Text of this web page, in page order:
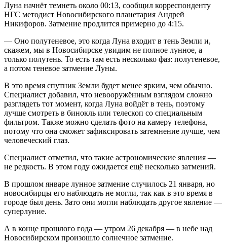
Луна начнёт темнеть около 00:13, сообщил корреспонденту
НГС методист Новосибирского планетария Андрей
Никифоров. Затмение продлится примерно до 4:15.
— Оно полутеневое, это когда Луна входит в тень Земли и,
скажем, мы в Новосибирске увидим не полное лунное, а
только полутень. То есть там есть несколько фаз: полутеневое,
а потом теневое затмение Луны.
В это время спутник Земли будет менее ярким, чем обычно.
Специалист добавил, что невооружённым взглядом сложно
разглядеть тот момент, когда Луна войдёт в тень, поэтому
лучше смотреть в бинокль или телескоп со специальным
фильтром. Также можно сделать фото на камеру телефона,
потому что она сможет зафиксировать затемнение лучше, чем
человеческий глаз.
Специалист отметил, что такие астрономические явления —
не редкость. В этом году ожидается ещё несколько затмений.
В прошлом январе лунное затмение случилось 21 января, но
новосибирцы его наблюдать не могли, так как в это время в
городе был день. Зато они могли наблюдать другое явление —
суперлуние.
А в конце прошлого года — утром 26 декабря — в небе над
Новосибирском произошло солнечное затмение.